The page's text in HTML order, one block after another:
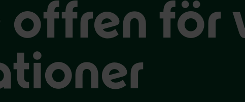
offren för